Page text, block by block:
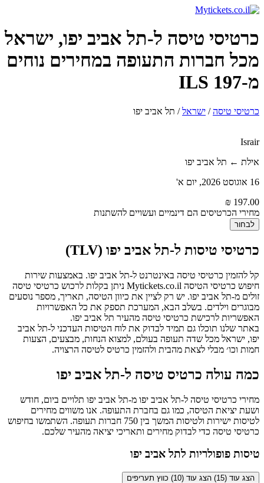
כרטיסי טיסה ל-תל אביב יפו, ישראל
מכל חברות התעופה במחירים נוחים
מ-197 ILS
כרטיסי טיסה/ ישראל/ תל אביב יפו
Israir
אילת ← תל אביב יפו
16 אוגוסט 2026, יום א'
מחירי הכרטיסים הם דינמיים ועשויים להשתנות
לבחור
כרטיסי טיסות ל-תל אביב יפו (TLV)
קל להזמין כרטיסי טיסה באינטרנט ל-תל אביב יפו. באמצעות שירות
חיפוש כרטיסי הטיסה Mytickets.co.il ניתן בקלות לרכוש כרטיסי טיסה
זולים מ-תל אביב יפו. יש רק לציין את כיוון הטיסה, תאריך, מספר נוסעים
מבוגרים וילדים. בשלב הבא, המערכת תספק את כל האפשרויות
האפשריות לרכישת כרטיסי טיסה מהעיר תל אביב יפו.
באתר שלנו תוכלו גם תמיד לבדוק את לוח הטיסות העדכני ל-תל אביב
יפו, ישראל מכל שדה תעופה בעולם, למצוא הנחות, מבצעים, הצעות
חמות וכו׳ מבלי לצאת מהבית ולהזמין כרטיס לטיסה הרצויה.
כמה עולה כרטיס טיסה ל-תל אביב יפו
מחירי כרטיסי טיסה ל-תל אביב יפו מ-תל אביב יפו תלויים ביום, חודש
ושעת יציאת הטיסה, כמו גם בחברת התעופה. אנו משווים מחירים
לטיסות ישירות ולטיסות המשך בין 750 חברות תעופה. השתמשו בחיפוש
כרטיסי טיסה כדי לבדוק מחירים ותאריכי יציאה מהעיר שלכם.
טיסות פופולריות לתל אביב יפו
הצג עוד (15) הצג עוד (10) כווץ תעריפים